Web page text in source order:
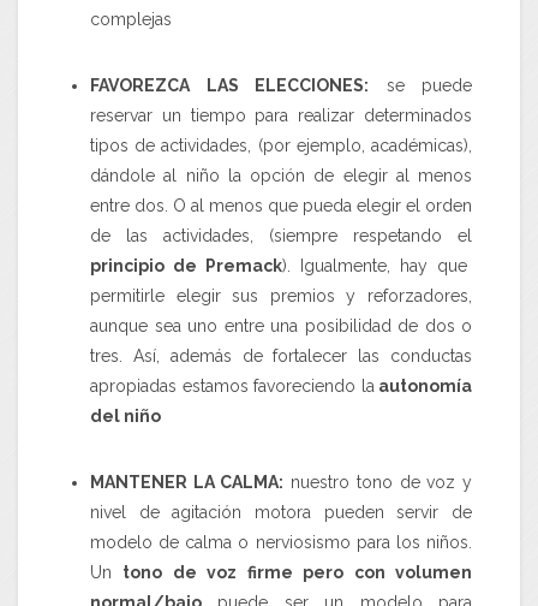
complejas
FAVOREZCA LAS ELECCIONES: se puede
reservar un tiempo para realizar determinados
tipos de actividades, (por ejemplo, académicas),
dándole al niño la opción de elegir al menos
entre dos. O al menos que pueda elegir el orden
de las actividades, (siempre respetando el
principio de
Premack). Igualmente, hay que
permitirle elegir sus premios y reforzadores,
aunque sea uno entre una posibilidad de dos o
tres. Así, además de fortalecer las conductas
apropiadas estamos favoreciendo la autonomía
del niño
MANTENER LA CALMA: nuestro tono de voz y
nivel de agitación motora pueden servir de
modelo de calma o nerviosismo para los niños.
Un tono de voz firme pero con volumen